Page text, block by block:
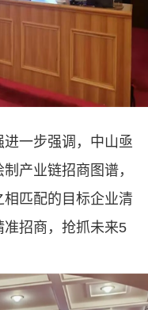
一步强调，中山亟
产业链招商图谱，
匹配的目标企业清
招商，抢抓未来5